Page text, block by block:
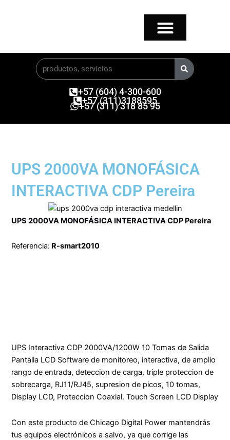
Buscar
+57 (604) 4-300-600
+57 (311)3188595
+57 (311) 318 85 95
UPS 2000VA MONOFÁSICA
INTERACTIVA CDP Pereira
UPS 2000VA MONOFÁSICA INTERACTIVA CDP Pereira
Referencia: R-smart2010
UPS Interactiva CDP 2000VA/1200W 10 Tomas de Salida
Pantalla LCD Software de monitoreo, interactiva, de amplio
rango de entrada, deteccion de carga, triple proteccion de
sobrecarga, RJ11/RJ45, supresion de picos, 10 tomas,
Display LCD, Proteccion Coaxial. Touch Screen LCD Display
Con este producto de Chicago Digital Power mantendrás
tus equipos electrónicos a salvo, ya que corrige las